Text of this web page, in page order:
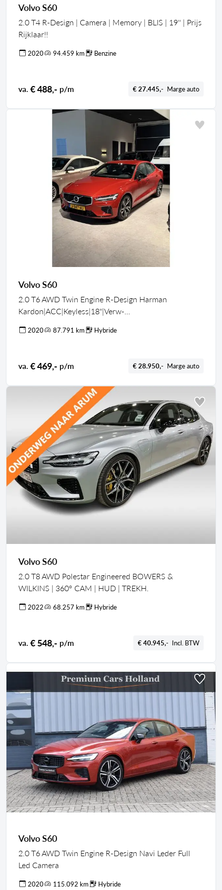
Volvo S60
2.0 T4 R-Design | Camera | Memory | BLIS | 19'' | Prijs
Rijklaar!!
2020 94.459 km Benzine
va. € 488,- p/m € 27.445,- Marge auto
Volvo S60
2.0 T6 AWD Twin Engine R-Design Harman
Kardon|ACC|Keyless|18"|Verw-
2020 87.791 km Hybride
va. € 469,- p/m € 28.950,- Marge auto
Volvo S60
2.0 T8 AWD Polestar Engineered BOWERS &
WILKINS | 360° CAM | HUD | TREKH.
2022 68.257 km Hybride
va. € 548,- p/m € 40.945,- Incl. BTW
Volvo S60
2.0 T6 AWD Twin Engine R-Design Navi Leder Full
Led Camera
2020 115.092 km Hybride